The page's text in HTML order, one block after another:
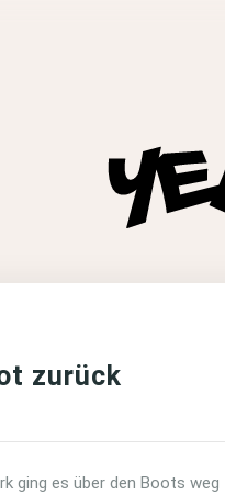
zurück
ging es über den Boots weg